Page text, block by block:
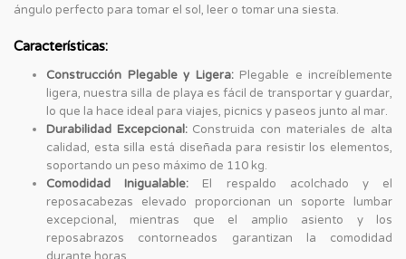
ángulo perfecto para tomar el sol, leer o tomar una siesta.
Características:
Construcción Plegable y Ligera:Plegable e increíblemente
ligera, nuestra silla de playa es fácil de transportar y guardar,
lo que la hace ideal para viajes, picnics y paseos junto al mar.
Durabilidad Excepcional:Construida con materiales de alta
calidad, esta silla está diseñada para resistir los elementos,
soportando un peso máximo de 110 kg.
Comodidad Inigualable: El respaldo acolchado y el
reposacabezas elevado proporcionan un soporte lumbar
excepcional, mientras que el amplio asiento y los
reposabrazos contorneados garantizan la comodidad
durante horas.